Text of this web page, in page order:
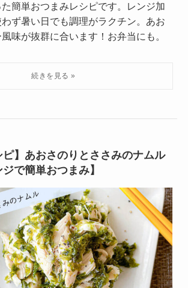
簡単おつまみレシピです。レンジ加
ず暑い日でも調理がラクチン。あお
味が抜群に合います！お弁当にも。
ピ】あおさのりとささみのナムル
ジで簡単おつまみ】